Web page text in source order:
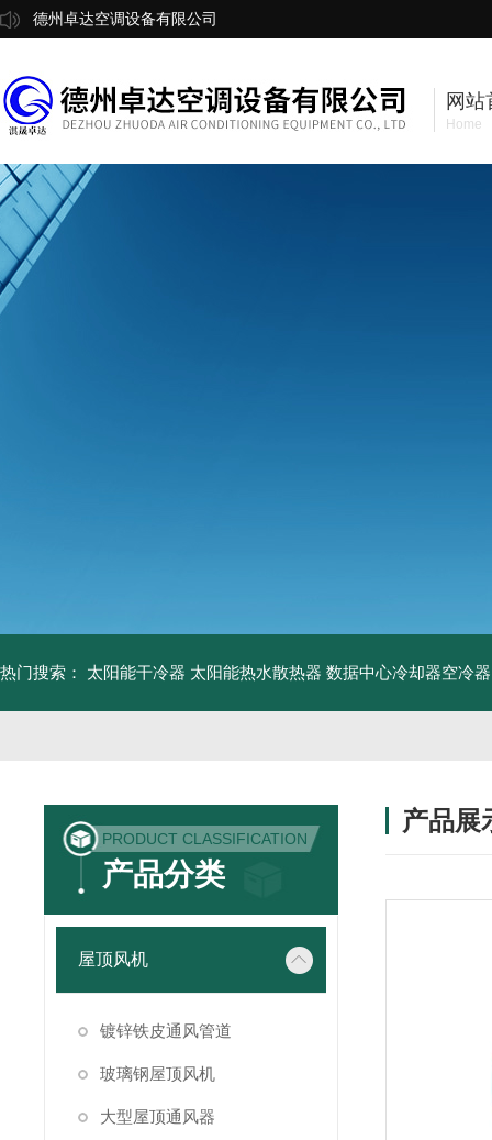
德州卓达空调设备有限公司
网站
Home
热门搜索： 太阳能干冷器 太阳能热水散热器 数据中心冷却器空冷器
PRODUCT CLASSIFICATION
产品分类
屋顶风机
镀锌铁皮通风管道
玻璃钢屋顶风机
大型屋顶通风器
产品展